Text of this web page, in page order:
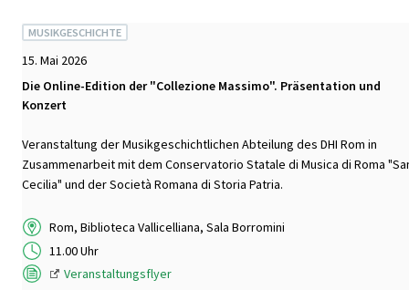
MUSIKGESCHICHTE
15. Mai 2026
Die Online-Edition der "Collezione Massimo". Präsentation und
Konzert
Veranstaltung der Musikgeschichtlichen Abteilung des DHI Rom in
Zusammenarbeit mit dem Conservatorio Statale di Musica di Roma
Cecilia" und der Società Romana di Storia Patria.
Rom, Biblioteca Vallicelliana, Sala Borromini
11.00 Uhr
Veranstaltungsflyer